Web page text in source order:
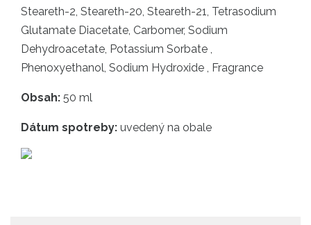
Steareth-2, Steareth-20, Steareth-21, Tetrasodium
Glutamate Diacetate, Carbomer, Sodium
Dehydroacetate, Potassium Sorbate ,
Phenoxyethanol, Sodium Hydroxide , Fragrance
Obsah: 50 ml
Dátum spotreby: uvedený na obale